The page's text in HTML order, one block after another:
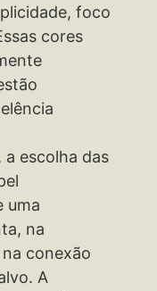
foco
cores
a escolha das
uma
na
conexão
A